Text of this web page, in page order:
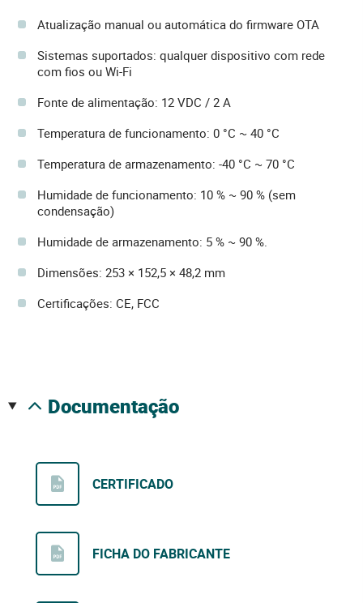
Atualização manual ou automática do firmware OTA
Sistemas suportados: qualquer dispositivo com rede
com fios ou Wi-Fi
Fonte de alimentação: 12 VDC / 2 A
Temperatura de funcionamento: 0 °C ~ 40 °C
Temperatura de armazenamento: -40 °C ~ 70 °C
Humidade de funcionamento: 10 % ~ 90 % (sem
condensação)
Humidade de armazenamento: 5 % ~ 90 %.
Dimensões: 253 × 152,5 × 48,2 mm
Certificações: CE, FCC
documentação
CERTIFICADO
FICHA DO FABRICANTE